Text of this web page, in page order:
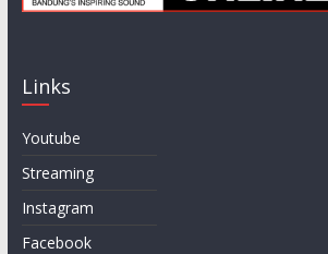
Links
Youtube
Streaming
Instagram
Facebook